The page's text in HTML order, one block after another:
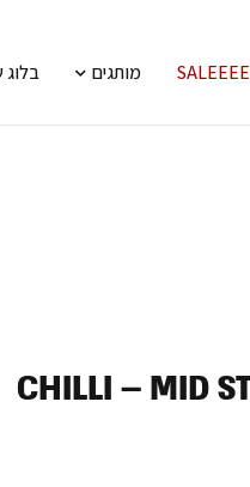
מותגים בלוג
CHILLI – MID